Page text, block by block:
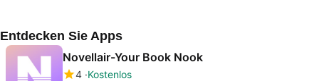
Entdecken Sie Apps
Novellair-Your Book Nook
4 Kostenlos